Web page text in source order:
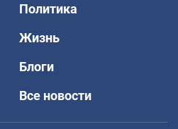
Политика
Жизнь
Блоги
Все новости